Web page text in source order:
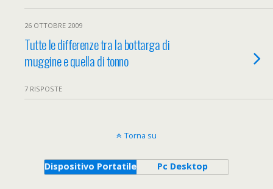
26 OTTOBRE 2009
Tutte le differenze tra la bottarga di
muggine e quella di tonno
7 RISPOSTE
Torna su
Dispositivo Portatile Pc Desktop